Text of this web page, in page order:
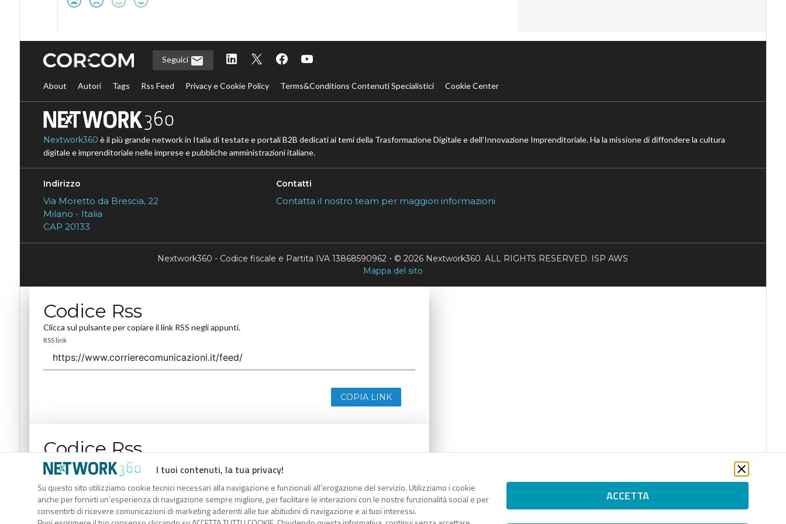
I tuoi contenuti, la tua privacy!
Su questo sito utilizziamo cookie tecnici necessari alla navigazione e funzionali all’erogazione del servizio. Utilizziamo i cookie
anche per fornirti un’esperienza di navigazione sempre migliore, per facilitare le interazioni con le nostre funzionalità social e per
consentirti di ricevere comunicazioni di marketing aderenti alle tue abitudini di navigazione e ai tuoi interessi.
ACCETTA
Seguici
About Autori Tags Rss Feed Privacy e Cookie Policy Terms&Conditions Contenuti Specialistici Cookie Center
Nextwork360 è il più grande network in Italia di testate e portali B2B dedicati ai temi della Trasformazione Digitale e dell’Innovazione Imprenditoriale. Ha la missione di diffondere la cultura
digitale e imprenditoriale nelle imprese e pubbliche amministrazioni italiane.
Indirizzo
Via Moretto da Brescia, 22
Milano - Italia
CAP 20133
Contatti
Contatta il nostro team per maggiori informazioni
Nextwork360 - Codice fiscale e Partita IVA 13868590962 - © 2026 Nextwork360. ALL RIGHTS RESERVED. ISP AWS
Mappa del sito
Codice Rss
Clicca sul pulsante per copiare il link RSS negli appunti.
RSS link
COPIA LINK
Codice Rss
Clicca sul pulsante per copiare il link RSS negli appunti.
RSS link